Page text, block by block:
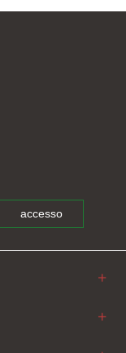
accesso